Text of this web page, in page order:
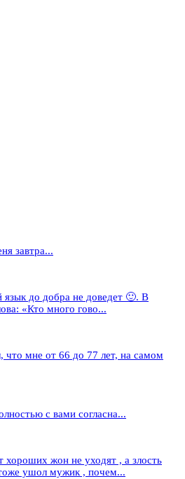
завтра...
язык до добра не доведет 🙂. В
«Кто много гово...
что мне от 66 до 77 лет, на самом
с вами согласна...
хороших жон не уходят , а злость
ушол мужик , почем...